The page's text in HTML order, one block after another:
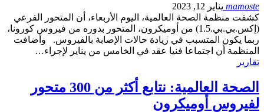
mamoste يناير 12, 2023
كشفت منظمة الصحة العالمية، اليوم الأربعاء، أن المتحور الفرعي
(إكس.بي.بي.1.5) من أوميكرون، المتحور بدوره من فيروس كورونا،
ربما يكون المتسبب في زيادة حالات الإصابة بالفيروس. وأضافت
المنظمة أن اجتماعا فنيا عقد في الخامس من يناير لإجراء…
تقارير
الصحة العالمية: نتابع أكثر من 300 متحور
لفيروس أوميكرون